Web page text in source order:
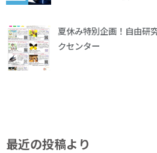
夏休み特別企画！自由研
クセンター
最近の投稿より